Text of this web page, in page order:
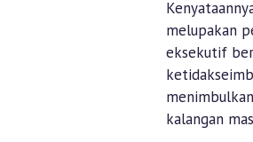
melupakan
eksekutif
kalangan